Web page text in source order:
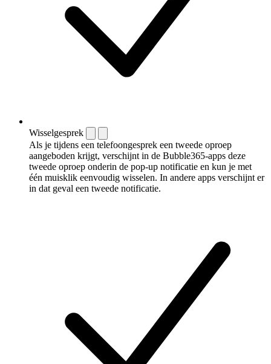
Wisselgesprek
Als je tijdens een telefoongesprek een tweede oproep
aangeboden krijgt, verschijnt in de Bubble365-apps deze
tweede oproep onderin de pop-up notificatie en kun je met
één muisklik eenvoudig wisselen. In andere apps verschijnt er
in dat geval een tweede notificatie.